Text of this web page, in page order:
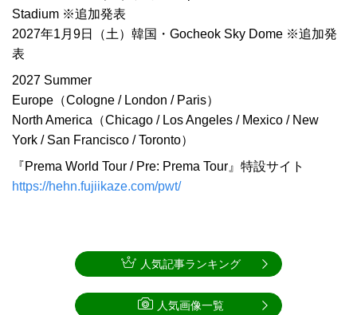
Stadium ※追加発表
2027年1月9日（土）韓国・Gocheok Sky Dome ※追加発
表
2027 Summer
Europe（Cologne / London / Paris）
North America（Chicago / Los Angeles / Mexico / New
York / San Francisco / Toronto）
『Prema World Tour / Pre: Prema Tour』特設サイト
https://hehn.fujiikaze.com/pwt/
人気記事ランキング
人気画像一覧